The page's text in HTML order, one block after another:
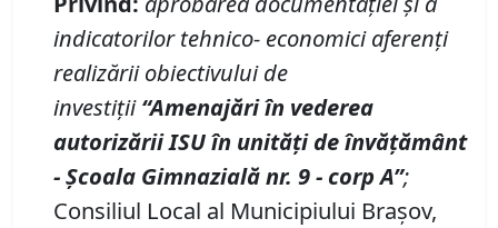
indicatorilor tehnico- economiciaferenți
realizăriiobiectivuluide
investiții “Amenajăriîn vederea
autorizării ISUîn unități deînvățământ
-Școala Gimnazială nr. 9 - corp A”;
Consiliul Local al Municipiului Brașov,